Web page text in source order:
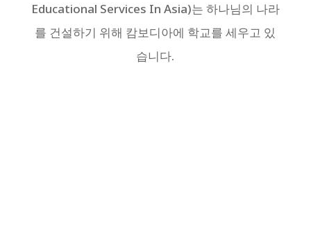
Educational Services In Asia)는 하나님의 나라
를 건설하기 위해 캄보디아에 학교를 세우고 있
습니다.